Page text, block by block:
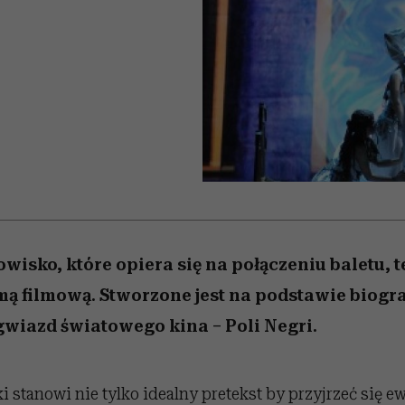
które opiera się na połączeniu baletu,
filmową. Stworzone jest na podstawie
światowego kina – Poli Negri.
stanowi nie tylko idealny pretekst by przyjrzeć się